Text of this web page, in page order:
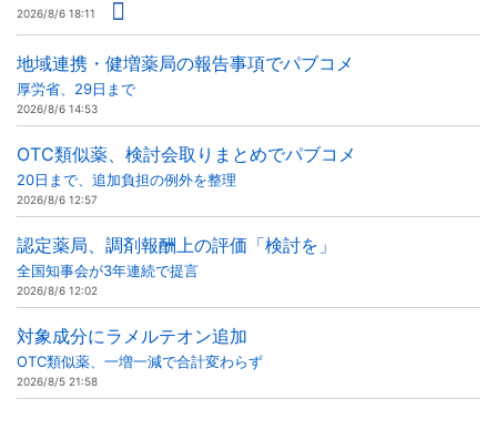
2026/8/6 18:11
地域連携・健増薬局の報告事項でパブコメ
厚労省、29日まで
2026/8/6 14:53
OTC類似薬、検討会取りまとめでパブコメ
20日まで、追加負担の例外を整理
2026/8/6 12:57
認定薬局、調剤報酬上の評価「検討を」
全国知事会が3年連続で提言
2026/8/6 12:02
対象成分にラメルテオン追加
OTC類似薬、一増一減で合計変わらず
2026/8/5 21:58